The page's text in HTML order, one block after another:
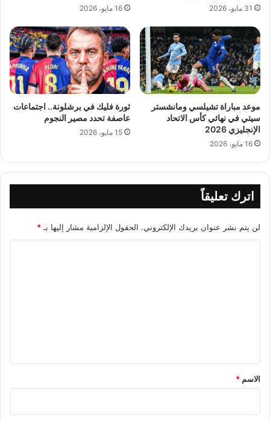
31 مايو، 2026 16 مايو، 2026
موعد مباراة تشيلسي ومانشستر
سيتي في نهائي كأس الاتحاد
الإنجليزي 2026
16 مايو، 2026
ثورة فليك في برشلونة.. اجتماعات
عاصفة تحدد مصير النجوم
15 مايو، 2026
اترك تعليقاً
لن يتم نشر عنوان بريدك الإلكتروني. الحقول الإلزامية مشار إليها بـ *
*
الاسم *